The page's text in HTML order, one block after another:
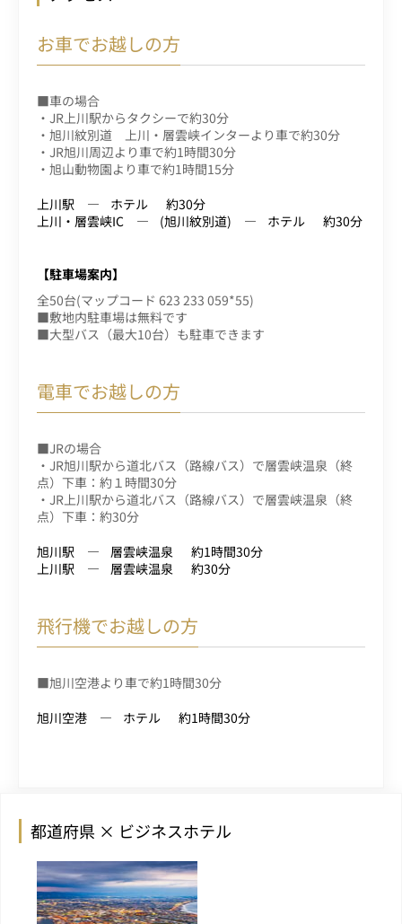
お車でお越しの方
■車の場合
・JR上川駅からタクシーで約30分
・旭川紋別道 上川・層雲峡インターより車で約30分
・JR旭川周辺より車で約1時間30分
・旭山動物園より車で約1時間15分
上川駅
ホテル
約30分
上川・層雲峡IC
(旭川紋別道) ホテル 約30分
【駐車場案内】
全50台(マップコード 623 233 059*55)
■敷地内駐車場は無料です
■大型バス（最大10台）も駐車できます
電車でお越しの方
■JRの場合
・JR旭川駅から道北バス（路線バス）で層雲峡温泉（終
点）下車：約１時間30分
・JR上川駅から道北バス（路線バス）で層雲峡温泉（終
点）下車：約30分
旭川駅
層雲峡温泉
約1時間30分
上川駅
層雲峡温泉 約30分
飛行機でお越しの方
■旭川空港より車で約1時間30分
旭川空港
ホテル 約1時間30分
都道府県 × ビジネスホテル